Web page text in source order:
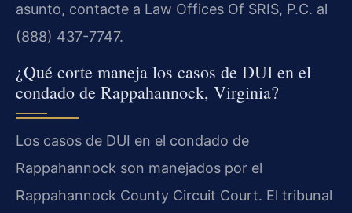
asunto, contacte a Law Offices Of SRIS, P.C. al
(888) 437-7747.
¿Qué corte maneja los casos de DUI en el
condado de Rappahannock, Virginia?
Los casos de DUI en el condado de
Rappahannock son manejados por el
Rappahannock County Circuit Court. El tribunal